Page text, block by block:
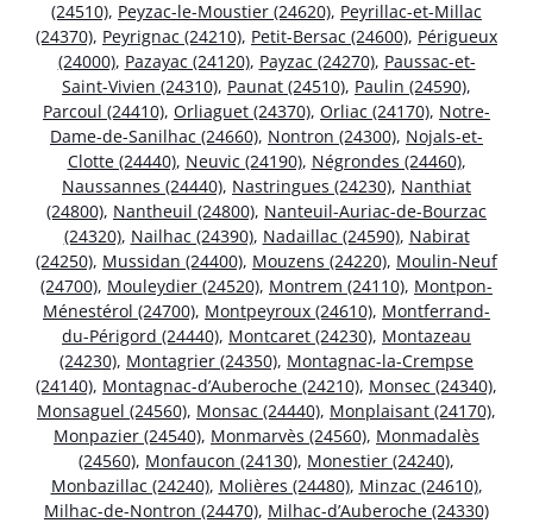
(24510), Peyzac-le-Moustier (24620), Peyrillac-et-Millac
(24370), Peyrignac (24210), Petit-Bersac (24600), Périgueux
(24000), Pazayac (24120), Payzac (24270), Paussac-et-
Saint-Vivien (24310), Paunat (24510), Paulin (24590),
Parcoul (24410), Orliaguet (24370), Orliac (24170), Notre-
Dame-de-Sanilhac (24660), Nontron (24300), Nojals-et-
Clotte (24440), Neuvic (24190), Négrondes (24460),
Naussannes (24440), Nastringues (24230), Nanthiat
(24800), Nantheuil (24800), Nanteuil-Auriac-de-Bourzac
(24320), Nailhac (24390), Nadaillac (24590), Nabirat
(24250), Mussidan (24400), Mouzens (24220), Moulin-Neuf
(24700), Mouleydier (24520), Montrem (24110), Montpon-
Ménestérol (24700), Montpeyroux (24610), Montferrand-
du-Périgord (24440), Montcaret (24230), Montazeau
(24230), Montagrier (24350), Montagnac-la-Crempse
(24140), Montagnac-d’Auberoche (24210), Monsec (24340),
Monsaguel (24560), Monsac (24440), Monplaisant (24170),
Monpazier (24540), Monmarvès (24560), Monmadalès
(24560), Monfaucon (24130), Monestier (24240),
Monbazillac (24240), Molières (24480), Minzac (24610),
Milhac-de-Nontron (24470), Milhac-d’Auberoche (24330)